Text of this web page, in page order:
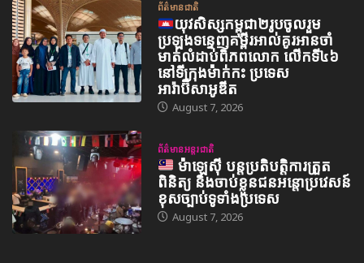
ព័ត៌មានជាតិ
យុវសិស្សកម្ពុជា២រូបចូលរួម
ប្រឡងទន្ទេញគម្ពីរអាល់គូរអានចាំ
មាត់លំដាប់ពិភពលោក លើកទី៤៦
នៅទីក្រុងម៉ាក់កះ ប្រទេស
អារ៉ាប៊ីសាអូឌីត
August 7, 2026
ព័ត៌មានអន្តរជាតិ
ម៉ាឡេស៊ី បន្តប្រតិបត្តិការត្រួត
ពិនិត្យ និងចាប់ខ្លួនជនអន្តោប្រវេសន៍
ខុសច្បាប់ទូទាំងប្រទេស
August 7, 2026